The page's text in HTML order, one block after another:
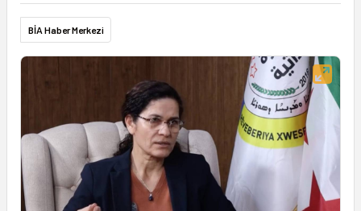
BİA Haber Merkezi